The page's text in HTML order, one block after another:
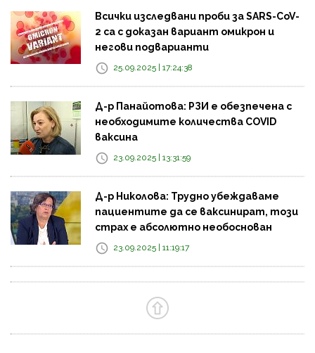
Всички изследвани проби за SARS-CoV-
2 са с доказан вариант омикрон и
негови подварианти
25.09.2025 | 17:24:38
Д-р Панайотова: РЗИ е обезпечена с
необходимите количества COVID
ваксина
23.09.2025 | 13:31:59
Д-р Николова: Трудно убеждаваме
пациентите да се ваксинират, този
страх е абсолютно необоснован
23.09.2025 | 11:19:17